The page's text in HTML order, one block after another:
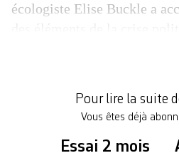
écologiste Elise Buckle a
Pour lire la suite
Vous êtes déjà
Essai 2 mois